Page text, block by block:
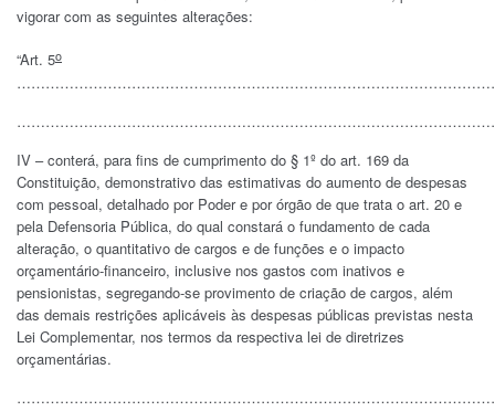
vigorar com as seguintes alterações:
“Art. 5o
IV – conterá, para fins de cumprimento do § 1º do art. 169 da
Constituição, demonstrativo das estimativas do aumento de despesas
com pessoal, detalhado por Poder e por órgão de que trata o art. 20 e
pela Defensoria Pública, do qual constará o fundamento de cada
alteração, o quantitativo de cargos e de funções e o impacto
orçamentário-financeiro, inclusive nos gastos com inativos e
pensionistas, segregando-se provimento de criação de cargos, além
das demais restrições aplicáveis às despesas públicas previstas nesta
Lei Complementar, nos termos da respectiva lei de diretrizes
orçamentárias.